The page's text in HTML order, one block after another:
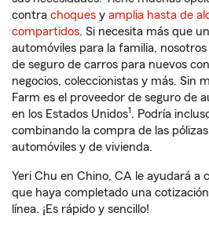
contra choques y amplia hasta de
compartidos. Si necesita más que
automóviles para la familia,
de seguro de carros para nuevos
negocios, coleccionistas y más. Sin
Farm es el proveedor de seguro de
en los Estados Unidos1. Podría
combinando la compra de las
automóviles y de vivienda.
Yeri Chu en Chino, CA le ayudará a
que haya completado una
línea. ¡Es rápido y sencillo!